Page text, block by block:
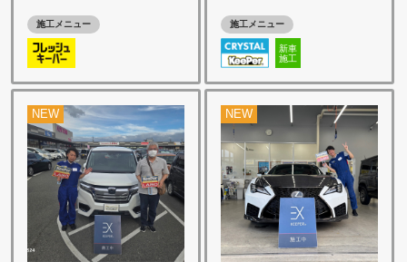
施工メニュー 施工メニュー
新車
施工
NEW NEW